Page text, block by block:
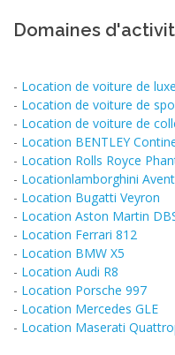
Domaines
- Location de voiture de luxe
- Location de voiture de
- Location de voiture de
- Location BENTLEY
- Location Rolls Royce
- Locationlamborghini
- Location Bugatti Veyron
- Location Aston Martin
- Location Ferrari 812
- Location BMW X5
- Location Audi R8
- Location Porsche 997
- Location Mercedes GLE
- Location Maserati